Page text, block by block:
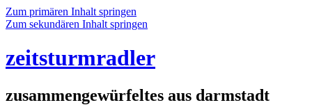
Zum primären Inhalt springen
Zum sekundären Inhalt springen
zeitsturmradler
zusammengewürfeltes aus darmstadt